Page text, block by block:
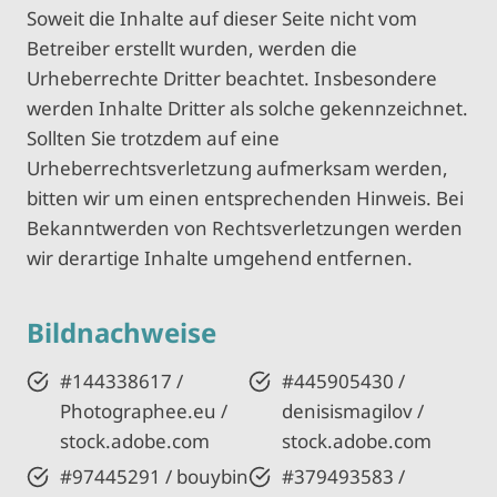
Soweit die Inhalte auf dieser Seite nicht vom
Betreiber erstellt wurden, werden die
Urheberrechte Dritter beachtet. Insbesondere
werden Inhalte Dritter als solche gekennzeichnet.
Sollten Sie trotzdem auf eine
Urheberrechtsverletzung aufmerksam werden,
bitten wir um einen entsprechenden Hinweis. Bei
Bekanntwerden von Rechtsverletzungen werden
wir derartige Inhalte umgehend entfernen.
Bildnachweise
#144338617 /
Photographee.eu /
stock.adobe.com
#445905430 /
denisismagilov /
stock.adobe.com
#97445291 / bouybin
#379493583 /